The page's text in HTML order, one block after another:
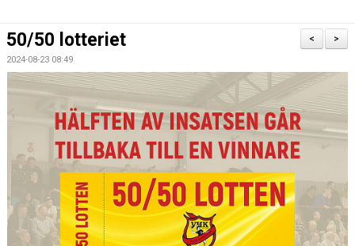
BILDGALLERI
DOKUMENT
MATCHER
LÄNKAR
BLI MEDLEM!
VFC CUPEN
>
<
50/50 lotteriet
2024-08-23 08:49